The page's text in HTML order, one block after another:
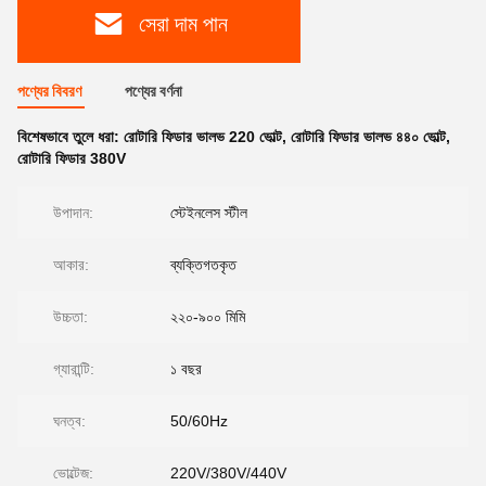
সেরা দাম পান
পণ্যের বিবরণ পণ্যের বর্ণনা
বিশেষভাবে তুলে ধরা: রোটারি ফিডার ভালভ 220 ভোল্ট, রোটারি ফিডার ভালভ ৪৪০ ভোল্ট,
রোটারি ফিডার 380V
উপাদান: স্টেইনলেস স্টীল
আকার: ব্যক্তিগতকৃত
উচ্চতা: ২২০-৯০০ মিমি
গ্যারান্টি: ১ বছর
ঘনত্ব: 50/60Hz
ভোল্টেজ: 220V/380V/440V